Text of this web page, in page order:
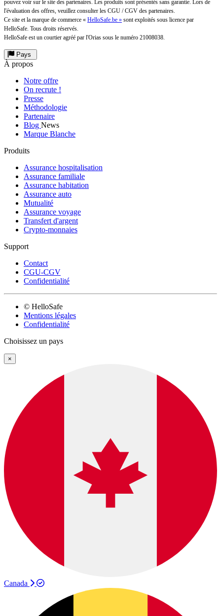
pouvez voir sur le site des partenaires. Les produits sont présentés sans garantie. Lors de
l'évaluation des offres, veuillez consulter les CGU / CGV des partenaires.
Ce site et la marque de commerce « HelloSafe.be » sont exploités sous licence par
HelloSafe. Tous droits réservés.
HelloSafe est un courtier agréé par l'Orias sous le numéro 21008038.
Pays
À propos
Notre offre
On recrute !
Presse
Méthodologie
Partenaire
Blog News
Marque Blanche
Produits
Assurance hospitalisation
Assurance familiale
Assurance habitation
Assurance auto
Mutualité
Assurance voyage
Transfert d'argent
Crypto-monnaies
Support
Contact
CGU-CGV
Confidentialité
© HelloSafe
Mentions légales
Confidentialité
Choisissez un pays
×
Canada